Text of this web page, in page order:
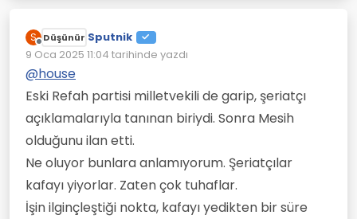
S
Çevrimdışı
Düşünür Sputnik
9 Oca 2025 11:04 tarihinde yazdı
Son düzenleyen:
@house
Eski Refah partisi milletvekili de garip, şeriatçı
açıklamalarıyla tanınan biriydi. Sonra Mesih
olduğunu ilan etti.
Ne oluyor bunlara anlamıyorum. Şeriatçılar
kafayı yiyorlar. Zaten çok tuhaflar.
İşin ilginçleştiği nokta, kafayı yedikten bir süre